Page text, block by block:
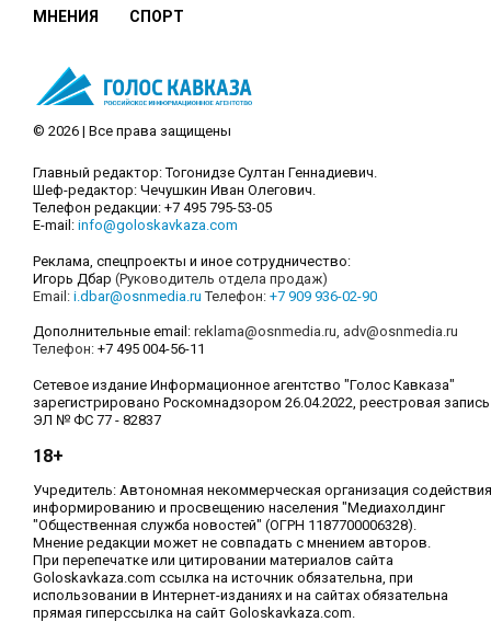
МНЕНИЯ СПОРТ
© 2026 | Все права защищены
Главный редактор: Тогонидзе Султан Геннадиевич.
Шеф-редактор: Чечушкин Иван Олегович.
Телефон редакции: +7 495 795-53-05
E-mail: info@goloskavkaza.com
Реклама, спецпроекты и иное сотрудничество:
Игорь Дбар (Руководитель отдела продаж)
Email: i.dbar@osnmedia.ru Телефон: +7 909 936-02-90
Дополнительные email: reklama@osnmedia.ru, adv@osnmedia.ru
Телефон: +7 495 004-56-11
Сетевое издание Информационное агентство "Голос Кавказа"
зарегистрировано Роскомнадзором 26.04.2022, реестровая запись
ЭЛ № ФС 77 - 82837
18+
Учредитель: Автономная некоммерческая организация содействия
информированию и просвещению населения "Медиахолдинг
"Общественная служба новостей" (ОГРН 1187700006328).
Мнение редакции может не совпадать с мнением авторов.
При перепечатке или цитировании материалов сайта
Goloskavkaza.com ссылка на источник обязательна, при
использовании в Интернет-изданиях и на сайтах обязательна
прямая гиперссылка на сайт Goloskavkaza.com.